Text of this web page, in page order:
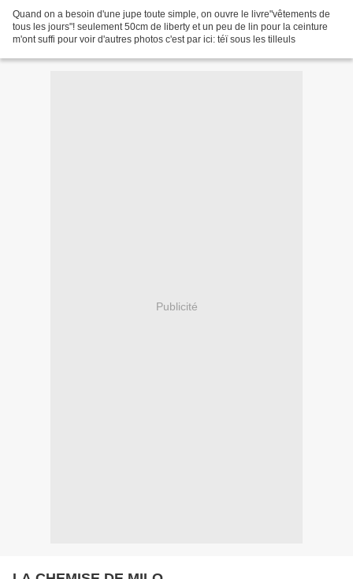
Quand on a besoin d'une jupe toute simple, on ouvre le livre"vêtements de
tous les jours"! seulement 50cm de liberty et un peu de lin pour la ceinture
m'ont suffi pour voir d'autres photos c'est par ici: téï sous les tilleuls
Publicité